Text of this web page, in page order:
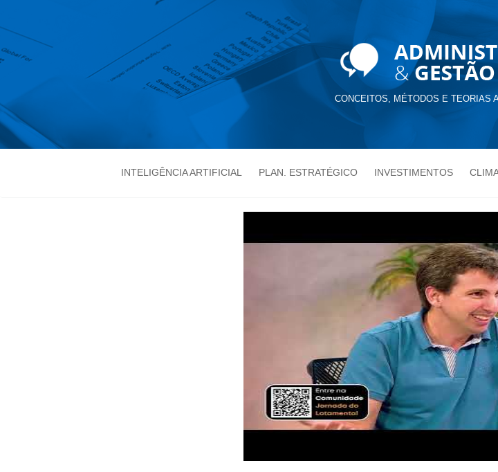
CONCEITOS, MÉTODOS E TEORIAS
INTELIGÊNCIA ARTIFICIAL PLAN. ESTRATÉGICO INVESTIMENTOS